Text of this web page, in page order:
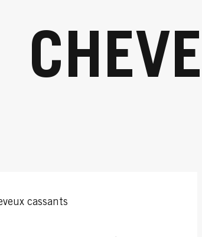
cassants